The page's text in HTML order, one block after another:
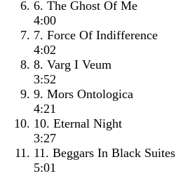
6. The Ghost Of Me
4:00
7. Force Of Indifference
4:02
8. Varg I Veum
3:52
9. Mors Ontologica
4:21
10. Eternal Night
3:27
11. Beggars In Black Suites
5:01